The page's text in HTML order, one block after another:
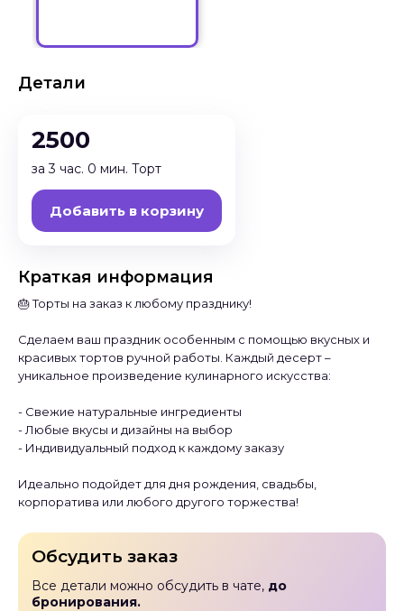
Детали
2500
за 3 час. 0 мин. Торт
Добавить в корзину
Краткая информация
🎂 Торты на заказ к любому празднику!
Сделаем ваш праздник особенным с помощью вкусных и
красивых тортов ручной работы. Каждый десерт –
уникальное произведение кулинарного искусства:
- Свежие натуральные ингредиенты
- Любые вкусы и дизайны на выбор
- Индивидуальный подход к каждому заказу
Идеально подойдет для дня рождения, свадьбы,
корпоратива или любого другого торжества!
Обсудить заказ
Все детали можно обсудить в чате, до
бронирования.